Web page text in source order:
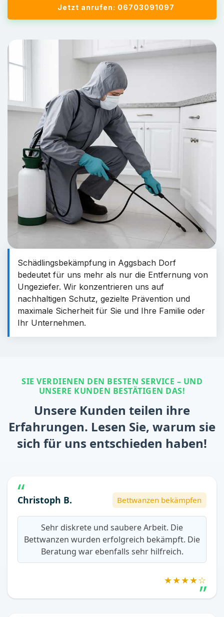
Jetzt anrufen: 06703091097
Schädlingsbekämpfung in Aggsbach Dorf
bedeutet für uns mehr als nur die Entfernung von
Ungeziefer. Wir konzentrieren uns auf
nachhaltigen Schutz, gezielte Prävention und
maximale Sicherheit für Sie und Ihre Familie oder
Ihr Unternehmen.
SIE VERDIENEN DEN BESTEN SERVICE – UND
UNSERE KUNDEN BESTÄTIGEN DAS!
Unsere Kunden teilen ihre
Erfahrungen. Lesen Sie, warum sie
sich für uns entschieden haben!
Christoph B. Bettwanzen bekämpfen
Sehr diskrete und saubere Arbeit. Die
Bettwanzen wurden erfolgreich bekämpft. Die
Beratung war ebenfalls sehr hilfreich.
★★★★☆